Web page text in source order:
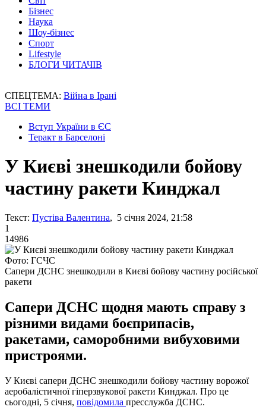
Бізнес
Наука
Шоу-бізнес
Спорт
Lifestyle
БЛОГИ ЧИТАЧІВ
СПЕЦТЕМА: Війна в Ірані
ВСІ ТЕМИ
Вступ України в ЄС
Теракт в Барселоні
У Києві знешкодили бойову
частину ракети Кинджал
Текст: Пустіва Валентина, 5 січня 2024, 21:58
1
14986
Фото: ГСЧС
Сапери ДСНС знешкодили в Києві бойову частину російської
ракети
Сапери ДСНС щодня мають справу з
різними видами боєприпасів,
ракетами, саморобними вибуховими
пристроями.
У Києві сапери ДСНС знешкодили бойову частину ворожої
аеробалістичної гіперзвукової ракети Кинджал. Про це
сьогодні, 5 січня, повідомила пресслужба ДСНС.